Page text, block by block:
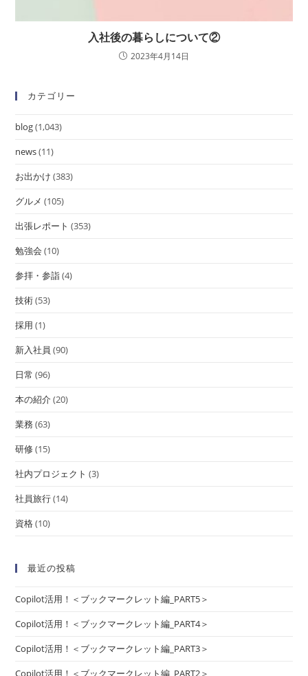
入社後の暮らしについて②
2023年4月14日
カテゴリー
blog(1,043)
news(11)
お出かけ (383)
グルメ (105)
出張レポート (353)
勉強会 (10)
参拝・参詣(4)
技術(53)
採用 (1)
新入社員 (90)
日常 (96)
本の紹介(20)
業務(63)
研修(15)
社内プロジェクト (3)
社員旅行(14)
資格(10)
最近の投稿
Copilot活用！＜ブックマークレット編_PART5＞
Copilot活用！＜ブックマークレット編_PART4＞
Copilot活用！＜ブックマークレット編_PART3＞